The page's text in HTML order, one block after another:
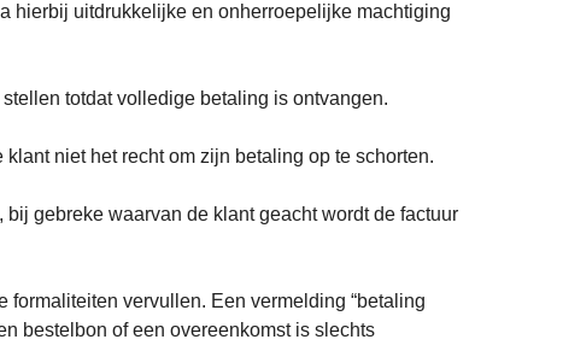
hierbij uitdrukkelijke en onherroepelijke machtiging
totdat volledige betaling is ontvangen.
niet het recht om zijn betaling op te schorten.
gebreke waarvan de klant geacht wordt de factuur
vervullen. Een vermelding “betaling
bestelbon of een overeenkomst is slechts